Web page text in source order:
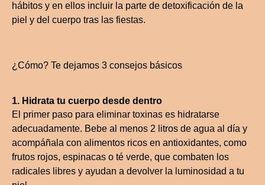
hábitos y en ellos incluir la parte de detoxificación de la
piel y del cuerpo tras las fiestas.
¿Cómo? Te dejamos 3 consejos básicos
1. Hidrata tu cuerpo desde dentro
El primer paso para eliminar toxinas es hidratarse
adecuadamente. Bebe al menos 2 litros de agua al día y
acompáñala con alimentos ricos en antioxidantes, como
frutos rojos, espinacas o té verde, que combaten los
radicales libres y ayudan a devolver la luminosidad a tu